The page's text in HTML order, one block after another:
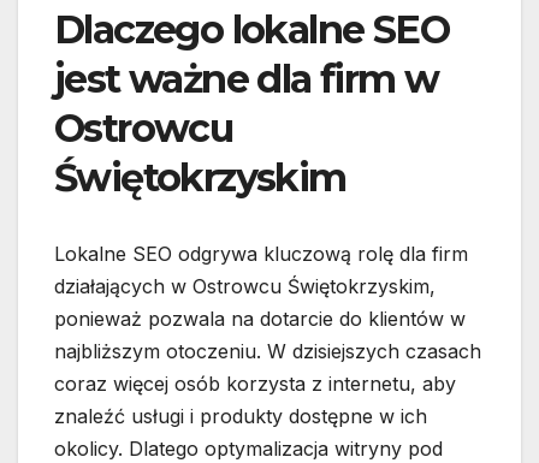
Dlaczego lokalne SEO
jest ważne dla firm w
Ostrowcu
Świętokrzyskim
Lokalne SEO odgrywa kluczową rolę dla firm
działających w Ostrowcu Świętokrzyskim,
ponieważ pozwala na dotarcie do klientów w
najbliższym otoczeniu. W dzisiejszych czasach
coraz więcej osób korzysta z internetu, aby
znaleźć usługi i produkty dostępne w ich
okolicy. Dlatego optymalizacja witryny pod